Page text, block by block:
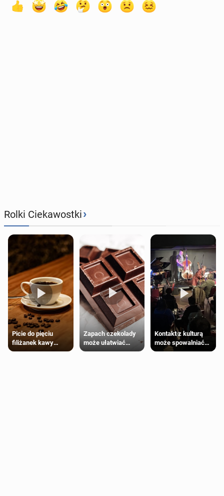
Rolki Ciekawostki›
Picie do pięciu
filiżanek kawy
dziennie jest
Zapach czekolady
może ułatwiać
trening siłowy
Kontakt z kulturą
może spowalniać
starzenie